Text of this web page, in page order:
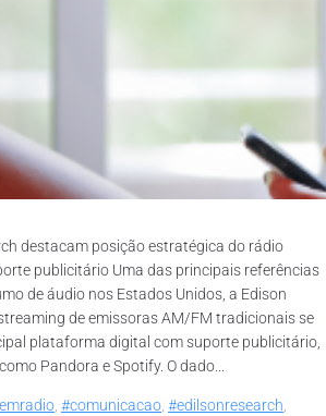
destacam posição estratégica do rádio
publicitário Uma das principais referências
de áudio nos Estados Unidos, a Edison
de emissoras AM/FM tradicionais se
plataforma digital com suporte publicitário,
Pandora e Spotify. O dado...
, #comunicacao, #edilsonresearch,